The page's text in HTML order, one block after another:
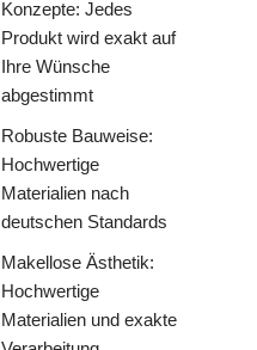
Konzepte: Jedes
Produkt wird exakt auf
Ihre Wünsche
abgestimmt
Robuste Bauweise:
Hochwertige
Materialien nach
deutschen Standards
Makellose Ästhetik:
Hochwertige
Materialien und exakte